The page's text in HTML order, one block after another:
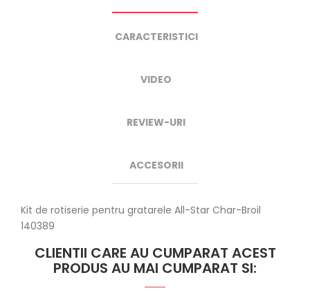
CARACTERISTICI
VIDEO
REVIEW-URI
ACCESORII
Kit de rotiserie pentru gratarele All-Star Char-Broil
140389
CLIENTII CARE AU CUMPARAT ACEST
PRODUS AU MAI CUMPARAT SI: